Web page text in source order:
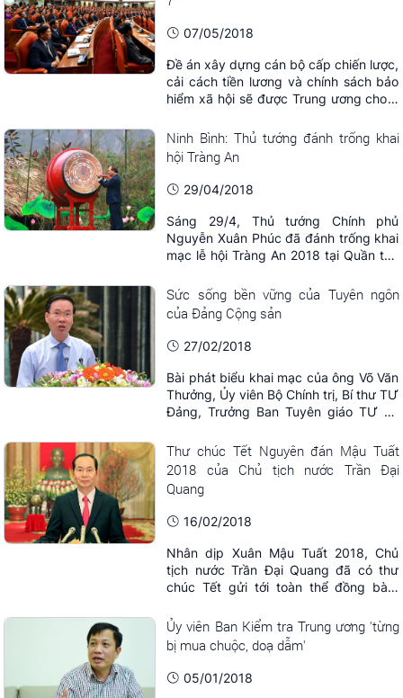
07/05/2018
Đề án xây dựng cán bộ cấp chiến lược,
cải cách tiền lương và chính sách bảo
hiểm xã hội sẽ được Trung ương cho ý
Ninh Bình: Thủ tướng đánh trống khai
hội Tràng An
29/04/2018
Sáng 29/4, Thủ tướng Chính phủ
Nguyễn Xuân Phúc đã đánh trống khai
mạc lễ hội Tràng An 2018 tại Quần thể
hội “Tràng An kết nối di sản” năm nay
thu hút nhiều đoàn nghệ thuật đến từ
các nước trong khu vực ASEAN.
Sức sống bền vững của Tuyên ngôn
của Đảng Cộng sản
27/02/2018
Bài phát biểu khai mạc của ông Võ Văn
Thưởng, Ủy viên Bộ Chính trị, Bí thư TƯ
Đảng, Trưởng Ban Tuyên giáo TƯ tại
năm ra đời tác phẩm Tuyên ngôn của
Đảng Cộng sản (24/2/1848-
24/2/2018).
Thư chúc Tết Nguyên đán Mậu Tuất
2018 của Chủ tịch nước Trần Đại
Quang
16/02/2018
Nhân dịp Xuân Mậu Tuất 2018, Chủ
tịch nước Trần Đại Quang đã có thư
chúc Tết gửi tới toàn thể đồng bào,
Thông tin điện tử Chính phủ trân trọng
giới thiệu toàn văn thư chúc Tết của
Chủ tịch nước.
Ủy viên Ban Kiểm tra Trung ương 'từng
bị mua chuộc, doạ dẫm'
05/01/2018